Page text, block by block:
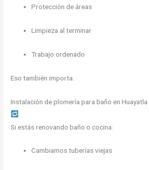
Protección de áreas
Limpieza al terminar
Trabajo ordenado
Eso también importa.
Instalación de plomería para baño en
Si estás renovando baño o cocina:
Cambiamos tuberías viejas